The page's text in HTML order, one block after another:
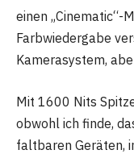
einen „Cinematic“-
Farbwiedergabe
Kamerasystem,
Mit 1600 Nits
obwohl ich finde,
faltbaren Geräten,